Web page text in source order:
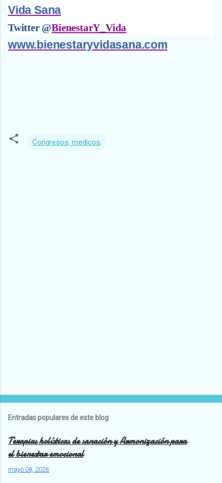
Vida Sana
Twitter @BienestarY_Vida
www.bienestaryvidasana.com
Congresos; medicos;
Entradas populares de este blog
Terapias holísticas de sanación y Armonización para
el bienestar emocional
mayo 08, 2026